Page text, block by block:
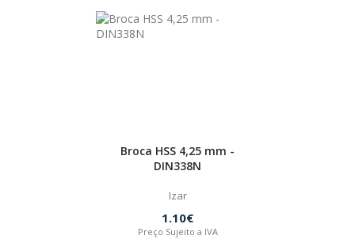
Broca HSS 4,25 mm -
DIN338N
Izar
1.10€
Preço Sujeito a IVA